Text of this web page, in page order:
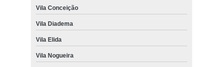
Vila Conceição
Vila Diadema
Vila Elida
Vila Nogueira